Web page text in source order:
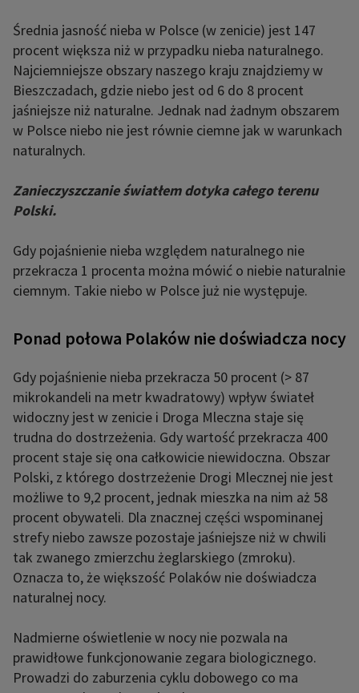
Średnia jasność nieba w Polsce (w zenicie) jest 147
procent większa niż w przypadku nieba naturalnego.
Najciemniejsze obszary naszego kraju znajdziemy w
Bieszczadach, gdzie niebo jest od 6 do 8 procent
jaśniejsze niż naturalne. Jednak nad żadnym obszarem
w Polsce niebo nie jest równie ciemne jak w warunkach
naturalnych.
Zanieczyszczanie światłem dotyka całego terenu
Polski.
Gdy pojaśnienie nieba względem naturalnego nie
przekracza 1 procenta można mówić o niebie naturalnie
ciemnym. Takie niebo w Polsce już nie występuje.
Ponad połowa Polaków nie doświadcza nocy
Gdy pojaśnienie nieba przekracza 50 procent (> 87
mikrokandeli na metr kwadratowy) wpływ świateł
widoczny jest w zenicie i Droga Mleczna staje się
trudna do dostrzeżenia. Gdy wartość przekracza 400
procent staje się ona całkowicie niewidoczna. Obszar
Polski, z którego dostrzeżenie Drogi Mlecznej nie jest
możliwe to 9,2 procent, jednak mieszka na nim aż 58
procent obywateli. Dla znacznej części wspominanej
strefy niebo zawsze pozostaje jaśniejsze niż w chwili
tak zwanego zmierzchu żeglarskiego (zmroku).
Oznacza to, że większość Polaków nie doświadcza
naturalnej nocy.
Nadmierne oświetlenie w nocy nie pozwala na
prawidłowe funkcjonowanie zegara biologicznego.
Prowadzi do zaburzenia cyklu dobowego co ma